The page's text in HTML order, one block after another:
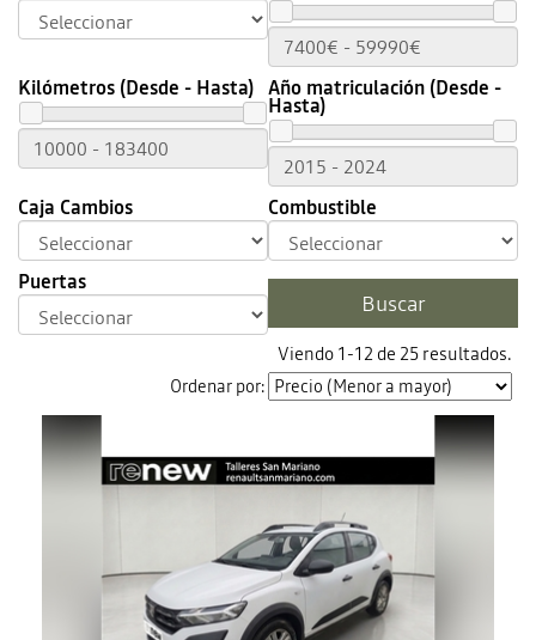
Kilómetros (Desde - Hasta) Año matriculación (Desde -
Hasta)
Caja Cambios Combustible
Puertas
Viendo 1-12 de 25 resultados.
Ordenar por: